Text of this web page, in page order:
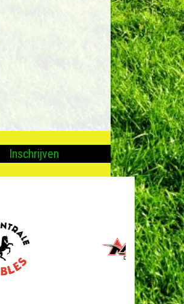
Inschrijven